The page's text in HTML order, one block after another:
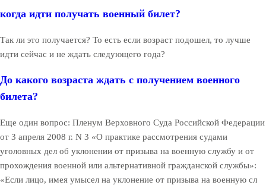
когда идти получать военный билет?
Так ли это получается? То есть если возраст подошел, то лучше
идти сейчас и не ждать следующего года?
До какого возраста ждать с получением военного
билета?
Еще один вопрос: Пленум Верховного Суда Российской Федерации
от 3 апреля 2008 г. N 3 «О практике рассмотрения судами
уголовных дел об уклонении от призыва на военную службу и от
прохождения военной или альтернативной гражданской службы»:
«Если лицо, имея умысел на уклонение от призыва на военную сл